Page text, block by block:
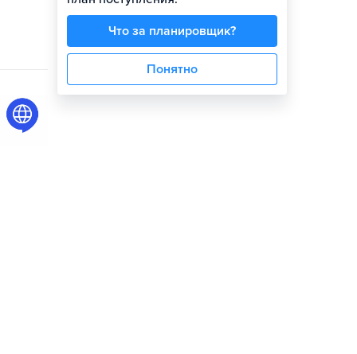
Что за планировщик?
Понятно